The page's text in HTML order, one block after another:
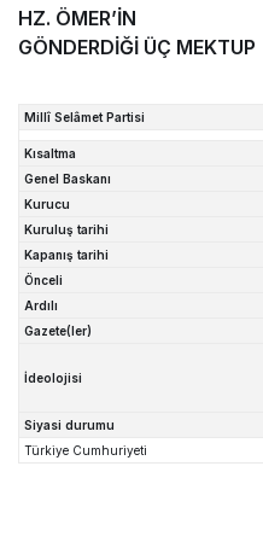
HZ. ÖMER’İN
GÖNDERDİĞİ ÜÇ MEKTUP
Millî Selâmet Partisi
Kısaltma
Genel Baskanı
Kurucu
Kuruluş tarihi
Kapanış tarihi
Önceli
Ardılı
Gazete(ler)
İdeolojisi
Siyasi durumu
Türkiye Cumhuriyeti